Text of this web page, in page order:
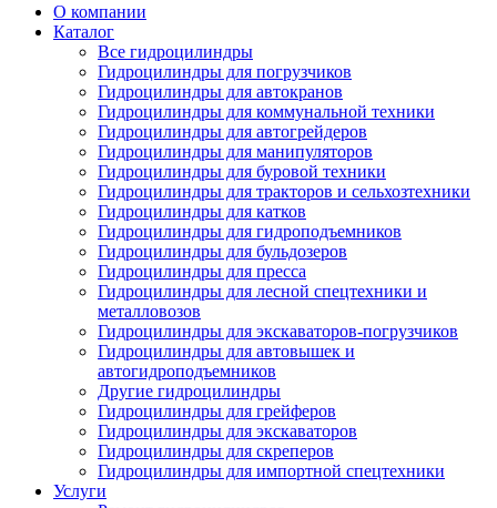
О компании
Каталог
Все гидроцилиндры
Гидроцилиндры для погрузчиков
Гидроцилиндры для автокранов
Гидроцилиндры для коммунальной техники
Гидроцилиндры для автогрейдеров
Гидроцилиндры для манипуляторов
Гидроцилиндры для буровой техники
Гидроцилиндры для тракторов и сельхозтехники
Гидроцилиндры для катков
Гидроцилиндры для гидроподъемников
Гидроцилиндры для бульдозеров
Гидроцилиндры для пресса
Гидроцилиндры для лесной спецтехники и
металловозов
Гидроцилиндры для экскаваторов-погрузчиков
Гидроцилиндры для автовышек и
автогидроподъемников
Другие гидроцилиндры
Гидроцилиндры для грейферов
Гидроцилиндры для экскаваторов
Гидроцилиндры для скреперов
Гидроцилиндры для импортной спецтехники
Услуги